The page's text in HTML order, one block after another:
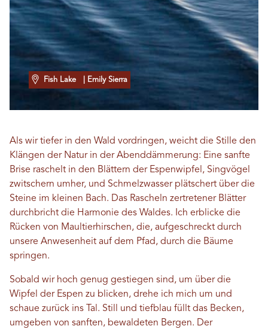
Fish Lake | Emily Sierra
Als wir tiefer in den Wald vordringen, weicht die Stille den
Klängen der Natur in der Abenddämmerung: Eine sanfte
Brise raschelt in den Blättern der Espenwipfel, Singvögel
zwitschern umher, und Schmelzwasser plätschert über die
Steine ​​im kleinen Bach. Das Rascheln zertretener Blätter
durchbricht die Harmonie des Waldes. Ich erblicke die
Rücken von Maultierhirschen, die, aufgeschreckt durch
unsere Anwesenheit auf dem Pfad, durch die Bäume
springen.
Sobald wir hoch genug gestiegen sind, um über die
Wipfel der Espen zu blicken, drehe ich mich um und
schaue zurück ins Tal. Still und tiefblau füllt das Becken,
umgeben von sanften, bewaldeten Bergen. Der